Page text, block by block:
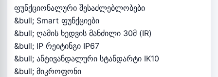
ფუნქციონალური შესაძლებლობები
&bull; Smart ფუნქციები
&bull; ღამის ხედვის მანძილი 30მ (IR)
&bull; IP რეიტინგი IP67
&bull; ანტივანდალური სტანდარტი IK10
&bull; მიკროფონი